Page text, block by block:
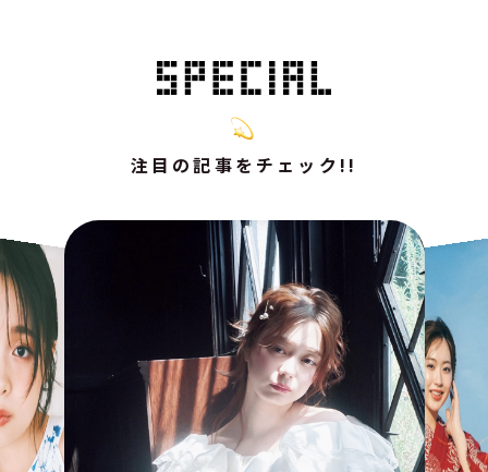
注目の記事をチェック!!